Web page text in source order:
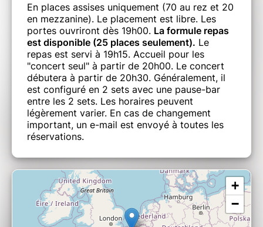
En places assises uniquement (70 au rez et 20
en mezzanine). Le placement est libre. Les
portes ouvriront dès 19h00. La formule repas
est disponible (25 places seulement). Le
repas est servi à 19h15. Accueil pour les
"concert seul" à partir de 20h00. Le concert
débutera à partir de 20h30. Généralement, il
est configuré en 2 sets avec une pause-bar
entre les 2 sets. Les horaires peuvent
légèrement varier. En cas de changement
important, un e-mail est envoyé à toutes les
réservations.
+
−